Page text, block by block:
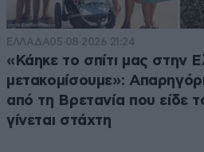
ΕΛΛΑΔΑ05·08·2026 21:24
«Κάηκε το σπίτι μας στην
μετακομίσουμε»:
από τη Βρετανία που είδε
γίνεται στάχτη